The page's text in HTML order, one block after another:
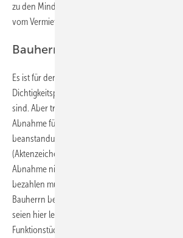
zu den Mindeststandards modernen Wohnens
vom Vermieter garantiert werden.
Bauherr verweigert Abnahme
Es ist für den Bauherrn ärgerlich, wenn die
Dichtigkeitsprüfung einer neu eingebauten
sind. Aber trotzdem kann das nicht zu einer
Abnahme führen, wenn die Anlage bereits seit
beanstandungsfrei funktioniert. Das
(Aktenzeichen 19 U 104/14) stellte fest, dass der
Abnahme nicht habe verweigern dürfen und die
bezahlen müsse. Hinweise auf eine mangelnde
Bauherrn behauptet, seien nicht feststellbar
seien hier letztlich nicht die fehlenden
Funktionstüchtigkeit der Anlage.